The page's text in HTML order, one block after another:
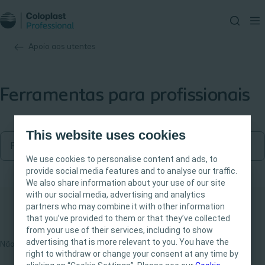
This website uses cookies
We use cookies to personalise content and ads, to
provide social media features and to analyse our traffic.
We also share information about your use of our site
with our social media, advertising and analytics
partners who may combine it with other information
that you’ve provided to them or that they’ve collected
from your use of their services, including to show
advertising that is more relevant to you. You have the
right to withdraw or change your consent at any time by
Apoio aos utentes
Este site destina-se exclusivamente a
Profissionais de Saúde. O conteúdo do site tem
fins informativos e educacionais, podendo não
ser apropriado para todas as jurisdições. A
Coloplast não fornece aconselhamento médico.
Ferramentas para profissionais
Não foram encontrados resultados